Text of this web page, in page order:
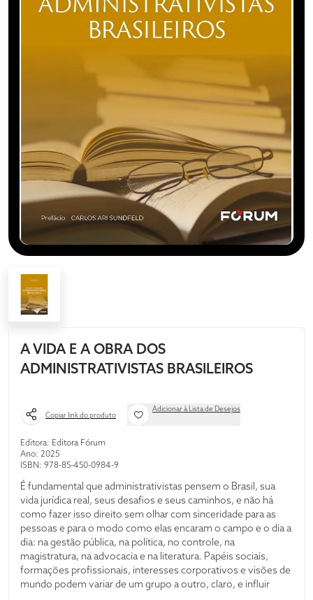
A VIDA E A OBRA DOS
ADMINISTRATIVISTAS BRASILEIROS
Copiar link do produto
Adicionar à Lista de Desejos
Editora: Editora Fórum
Ano: 2025
ISBN: 978-85-450-0984-9
É fundamental que administrativistas pensem o Brasil, sua
vida jurídica real, seus desafios e seus caminhos, e não há
como fazer isso direito sem olhar com sinceridade para as
pessoas e para o modo como elas encaram o campo e o dia a
dia: na gestão pública, na política, no controle, na
magistratura, na advocacia e na literatura. Papéis sociais,
formações profissionais, interesses corporativos e visões de
mundo podem variar de um grupo a outro, claro, e influir